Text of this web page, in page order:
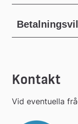
Kontakt
Vid eventuella